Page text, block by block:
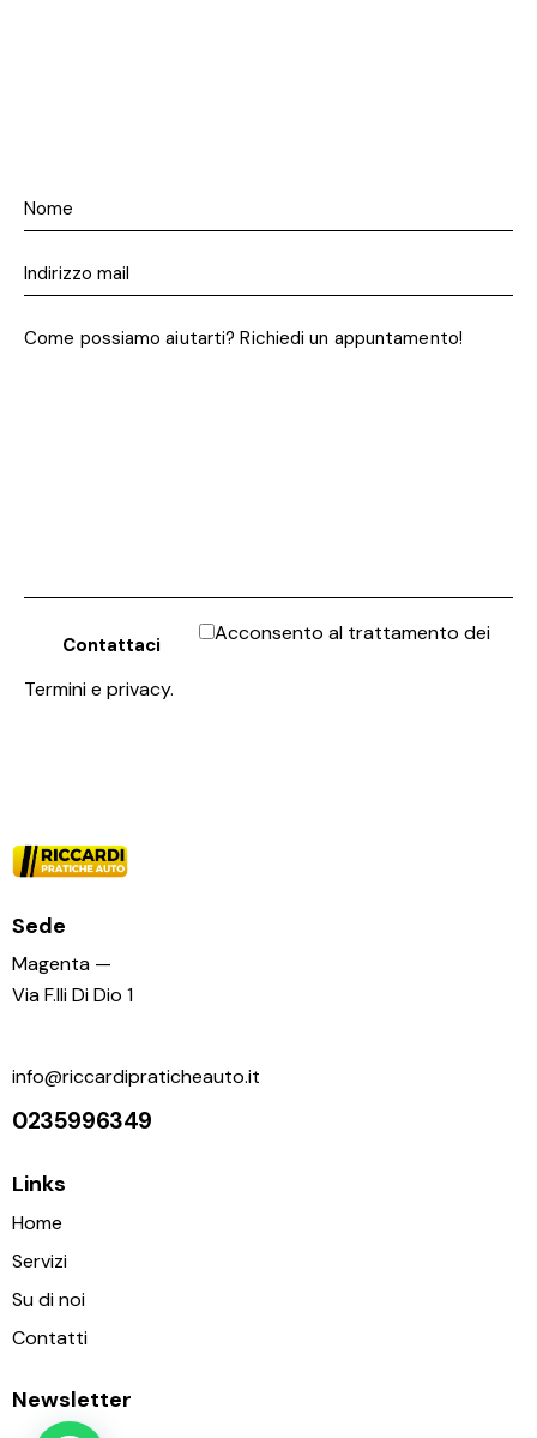
Acconsento al trattamento dei
Termini e privacy.
Sede
Magenta —
Via F.lli Di Dio 1
info@riccardipraticheauto.it
0235996349
Links
Home
Servizi
Su di noi
Contatti
Newsletter